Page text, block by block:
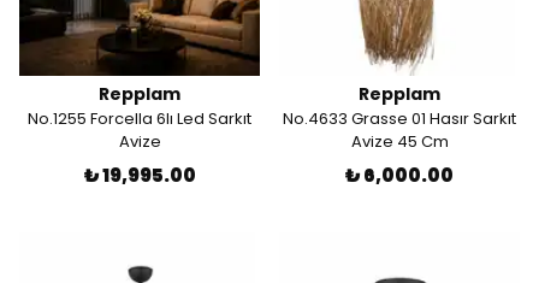
Repplam
No.1255 Forcella 6lı Led Sarkıt
Avize
₺ 19,995.00
Repplam
No.4633 Grasse 01 Hasır Sarkıt
Avize 45 Cm
₺ 6,000.00